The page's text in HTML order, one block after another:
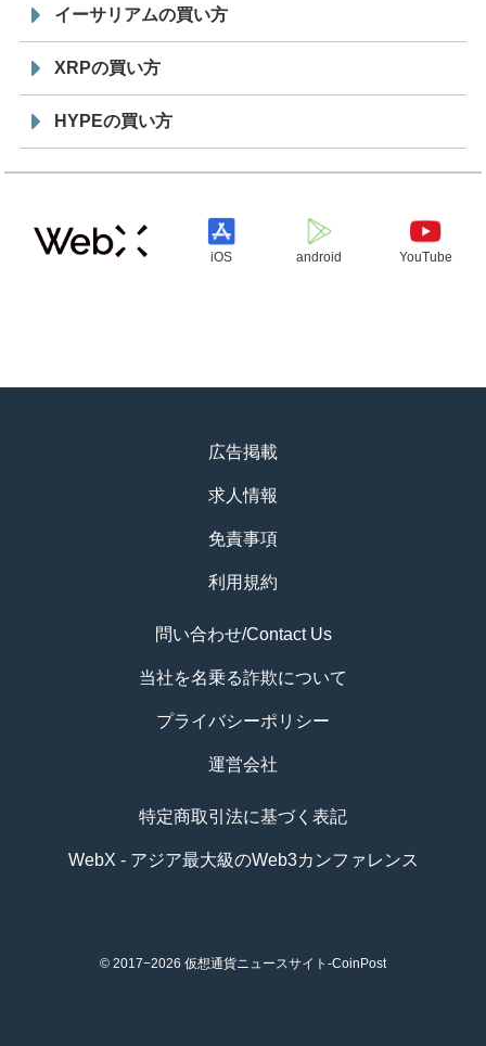
イーサリアムの買い方
XRPの買い方
HYPEの買い方
iOS android YouTube
広告掲載
求人情報
免責事項
利用規約
問い合わせ/Contact Us
当社を名乗る詐欺について
プライバシーポリシー
運営会社
特定商取引法に基づく表記
WebX - アジア最大級のWeb3カンファレンス
© 2017−2026 仮想通貨ニュースサイト-CoinPost